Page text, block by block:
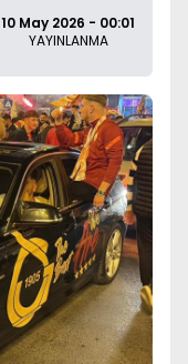
10 May 2026 - 00:01
YAYINLANMA